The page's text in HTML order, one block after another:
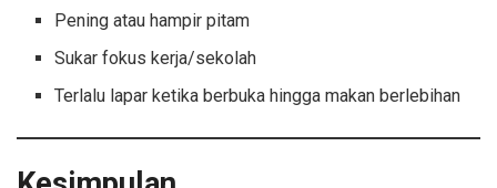
Pening atau hampir pitam
Sukar fokus kerja/sekolah
Terlalu lapar ketika berbuka hingga makan berlebihan